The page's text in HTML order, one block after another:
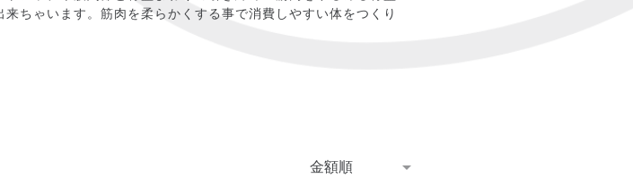
ちゃいます。筋肉を柔らかくする事で消費しやすい体をつくり
金額順